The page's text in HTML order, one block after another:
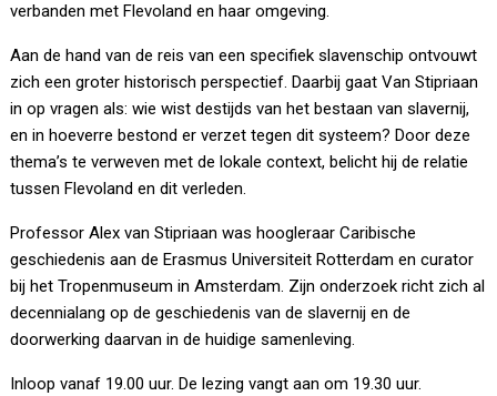
verbanden met Flevoland en haar omgeving.
Aan de hand van de reis van een specifiek slavenschip ontvouwt
zich een groter historisch perspectief. Daarbij gaat Van Stipriaan
in op vragen als: wie wist destijds van het bestaan van slavernij,
en in hoeverre bestond er verzet tegen dit systeem? Door deze
thema’s te verweven met de lokale context, belicht hij de relatie
tussen Flevoland en dit verleden.
Professor Alex van Stipriaan was hoogleraar Caribische
geschiedenis aan de Erasmus Universiteit Rotterdam en curator
bij het Tropenmuseum in Amsterdam. Zijn onderzoek richt zich al
decennialang op de geschiedenis van de slavernij en de
doorwerking daarvan in de huidige samenleving.
Inloop vanaf 19.00 uur. De lezing vangt aan om 19.30 uur.